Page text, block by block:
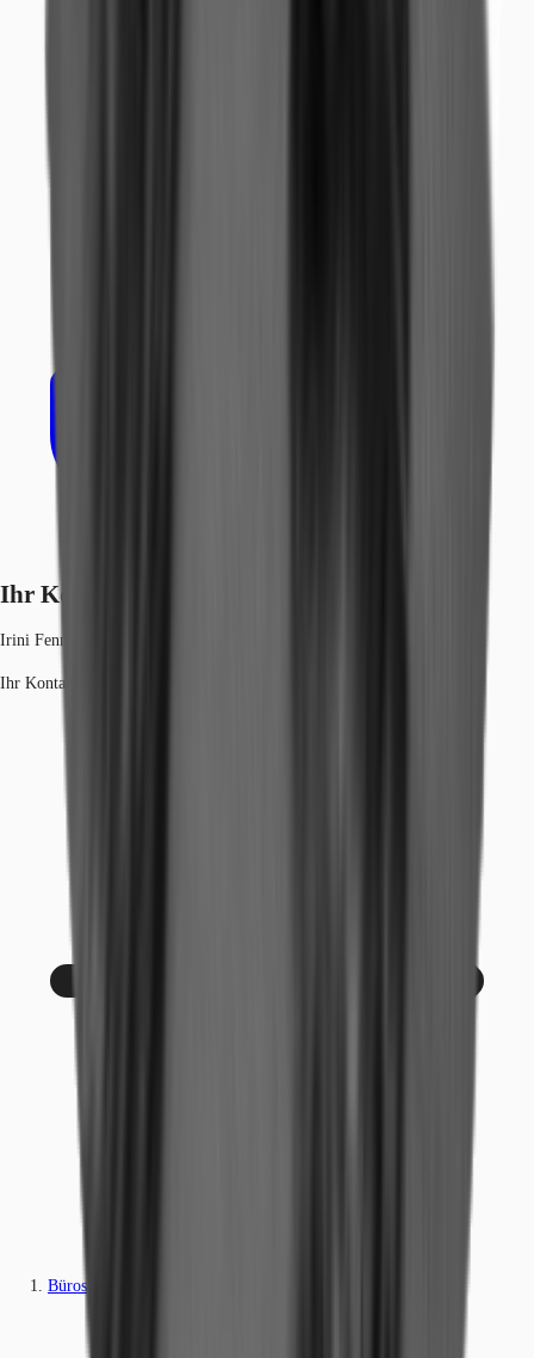
Ihr Kontakt
Irini Fenner
Ihr Kontakt
Büros